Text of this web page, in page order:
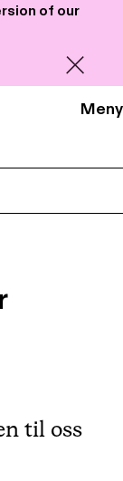
of our
Meny
til oss